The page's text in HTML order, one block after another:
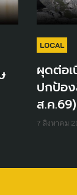
LOCAL
ผุดต่อ
ปกป้อ
ส.ค
7 สิงหาคม